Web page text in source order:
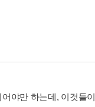
야만 하는데, 이것들이